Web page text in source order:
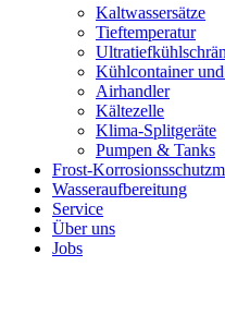
Kaltwassersätze
Tieftemperatur
Kühlcontainer
Airhandler
Kältezelle
Klima-Splitgeräte
Pumpen & Tanks
Frost-
Wasseraufbereitung
Service
Über uns
Jobs